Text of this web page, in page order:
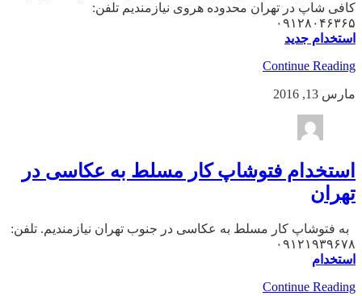
کافی شاپ در تهران محدوده هروی نیازمندیم تلفن:
۰۹۱۲۸۰۴۶۳۶۵
استخدام جدید
Continue Reading
مارس 13, 2016
استخدام فتوشاپ کار مسلط به عکاسی در
تهران
به فتوشاپ کار مسلط به عکاسی در جنوب تهران نیازمندیم. تلفن:
۰۹۱۲۱۹۳۹۶۷۸
استخدام
Continue Reading